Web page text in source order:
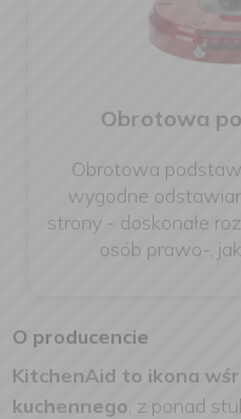
Obrotowa
Obrotowa
wygodne
strony - doskonałe
osób prawo-,
O producencie
KitchenAid to ikona
kuchennego, z ponad